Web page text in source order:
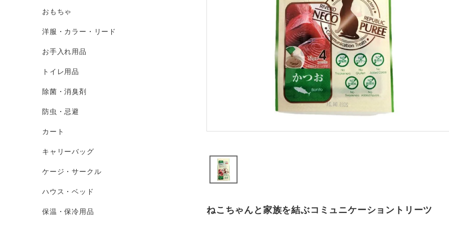
おもちゃ
洋服・カラー・リード
お手入れ用品
トイレ用品
除菌・消臭剤
防虫・忌避
カート
キャリーバッグ
ケージ・サークル
ハウス・ベッド
保温・保冷用品 ねこちゃんと家族を結ぶコミュニケーショントリーツ